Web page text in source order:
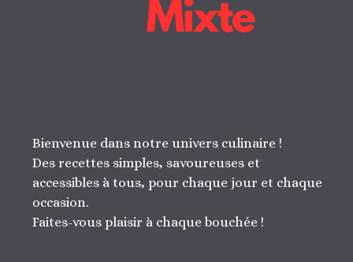
Bienvenue dans notre univers culinaire !
Des recettes simples, savoureuses et
accessibles à tous, pour chaque jour et chaque
occasion.
Faites-vous plaisir à chaque bouchée !